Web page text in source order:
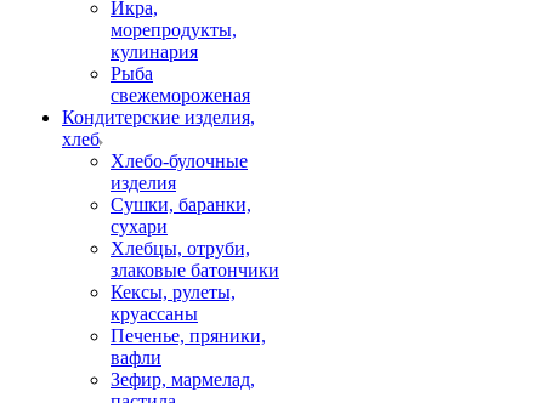
Икра,
морепродукты,
кулинария
Рыба
свежемороженая
Кондитерские изделия,
хлеб
Хлебо-булочные
изделия
Сушки, баранки,
сухари
Хлебцы, отруби,
злаковые батончики
Кексы, рулеты,
круассаны
Печенье, пряники,
вафли
Зефир, мармелад,